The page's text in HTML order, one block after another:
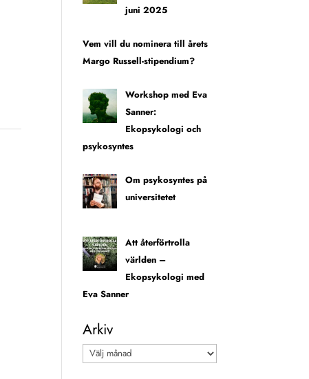
juni 2025
Vem vill du nominera till årets
Margo Russell-stipendium?
Workshop med Eva
Sanner:
Ekopsykologi och
psykosyntes
Om psykosyntes på
universitetet
Att återförtrolla
världen –
Ekopsykologi med
Eva Sanner
Arkiv
Arkiv